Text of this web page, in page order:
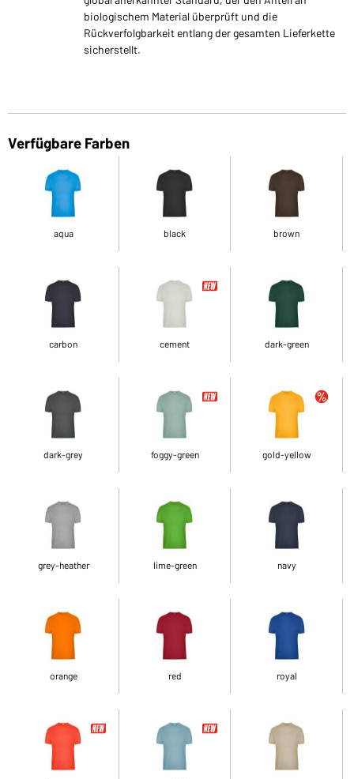
biologischem Material überprüft und die
Rückverfolgbarkeit entlang der gesamten Lieferkette
sicherstellt.
Verfügbare Farben
aqua black brown
carbon cement dark-green
dark-grey foggy-green gold-yellow
grey-heather lime-green navy
orange red royal